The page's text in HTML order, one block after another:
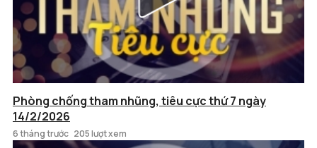
Phòng chống tham nhũng, tiêu cực thứ 7 ngày
14/2/2026
6 tháng trước 205 lượt xem